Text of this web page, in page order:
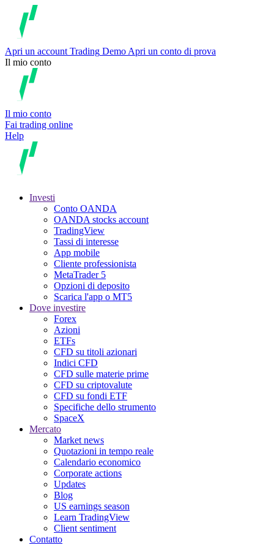
Apri un account Trading Demo Apri un conto di prova
Il mio conto
Il mio conto
Fai trading online
Help
Investi
Conto OANDA
OANDA stocks account
TradingView
Tassi di interesse
App mobile
Cliente professionista
MetaTrader 5
Opzioni di deposito
Scarica l'app o MT5
Dove investire
Forex
Azioni
ETFs
CFD su titoli azionari
Indici CFD
CFD sulle materie prime
CFD su criptovalute
CFD su fondi ETF
Specifiche dello strumento
SpaceX
Mercato
Market news
Quotazioni in tempo reale
Calendario economico
Corporate actions
Updates
Blog
US earnings season
Learn TradingView
Client sentiment
Contatto